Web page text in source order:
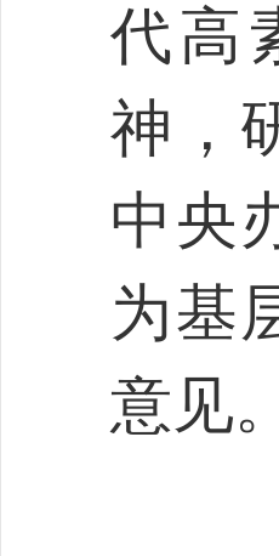
代高
神，
中央
为基
意见。